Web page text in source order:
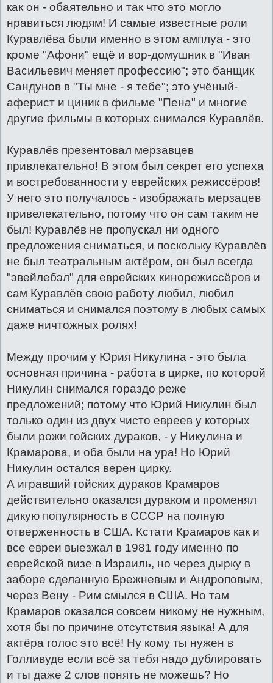
как он - обаятельно и так что это могло
нравиться людям! И самые известные роли
Куравлёва были именно в этом амплуа - это
кроме "Афони" ещё и вор-домушник в "Иван
Васильевич меняет профессию"; это банщик
Сандунов в "Ты мне - я тебе"; это учёный-
аферист и циник в фильме "Пена" и многие
другие фильмы в которых снимался Куравлёв.
Куравлёв презентовал мерзавцев
привлекательно! В этом был секрет его успеха
и востребованности у еврейских режиссёров!
У него это получалось - изображать мерзацев
привелекательно, потому что он сам таким не
был! Куравлёв не пропускал ни одного
предложения сниматься, и поскольку Куравлёв
не был театральным актёром, он был всегда
"эвейлебэл" для еврейских кинорежиссёров и
сам Куравлёв свою работу любил, любил
сниматься и снимался поэтому в любых самых
даже ничтожных ролях!
Между прочим у Юрия Никулина - это была
основная причина - работа в цирке, по которой
Никулин снимался гораздо реже
предложений; потому что Юрий Никулин был
только один из двух чисто евреев у которых
были рожи гойских дураков, - у Никулина и
Крамарова, и оба были на ура! Но Юрий
Никулин остался верен цирку.
А игравший гойских дураков Крамаров
действительно оказался дураком и променял
дикую популярность в СССР на полную
отверженность в США. Кстати Крамаров как и
все евреи выезжал в 1981 году именно по
еврейской визе в Израиль, но через дырку в
заборе сделанную Брежневым и Андроповым,
через Вену - Рим смылся в США. Но там
Крамаров оказался совсем никому не нужным,
хотя бы по причине отсутствия языка! А для
актёра голос это всё! Ну кому ты нужен в
Голливуде если всё за тебя надо дублировать
и ты даже 2 слов понять не можешь? Но